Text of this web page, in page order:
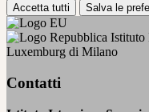
Accetta tutti Salva le
Istituto
Luxemburg di Milano
Contatti